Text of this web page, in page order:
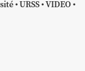
URSS VIDEO